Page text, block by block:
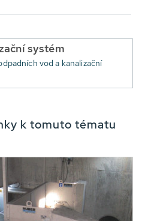
systém
vod a kanalizační
k tomuto tématu